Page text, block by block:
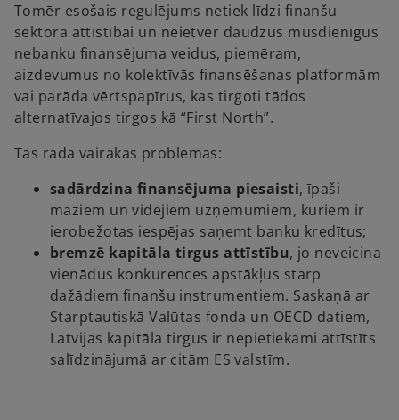
Tomēr esošais regulējums netiek līdzi finanšu
sektora attīstībai un neietver daudzus mūsdienīgus
nebanku finansējuma veidus, piemēram,
aizdevumus no kolektīvās finansēšanas platformām
vai parāda vērtspapīrus, kas tirgoti tādos
alternatīvajos tirgos kā “First North”.
Tas rada vairākas problēmas:
sadārdzina finansējuma piesaisti, īpaši
maziem un vidējiem uzņēmumiem, kuriem ir
ierobežotas iespējas saņemt banku kredītus;
bremzē kapitāla tirgus attīstību, jo neveicina
vienādus konkurences apstākļus starp
dažādiem finanšu instrumentiem. Saskaņā ar
Starptautiskā Valūtas fonda un OECD datiem,
Latvijas kapitāla tirgus ir nepietiekami attīstīts
salīdzinājumā ar citām ES valstīm.